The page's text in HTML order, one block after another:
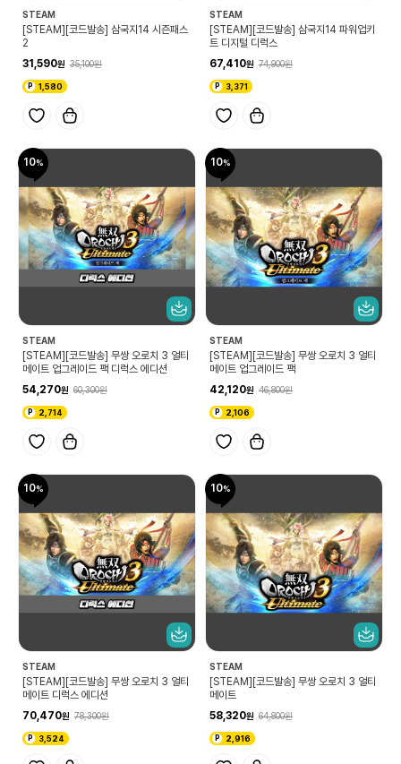
STEAM
[STEAM][코드발송] 삼국지14 시즌패스
2
31,590
35,100
1,580
STEAM
[STEAM][코드발송] 삼국지14 파워업키
트 디지털 디럭스
67,410
74,900
3,371
10
STEAM
[STEAM][코드발송] 무쌍 오로치 3 얼티
메이트 업그레이드 팩 디럭스 에디션
54,270
60,300
2,714
10
STEAM
[STEAM][코드발송] 무쌍 오로치 3 얼티
메이트 업그레이드 팩
42,120
46,800
2,106
10
STEAM
[STEAM][코드발송] 무쌍 오로치 3 얼티
메이트 디럭스 에디션
70,470
78,300
3,524
10
STEAM
[STEAM][코드발송] 무쌍 오로치 3 얼티
메이트
58,320
64,800
2,916